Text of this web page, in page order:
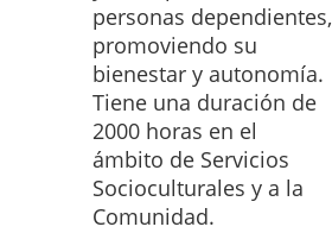
personas dependientes,
promoviendo su
bienestar y autonomía.
Tiene una duración de
2000 horas en el
ámbito de Servicios
Socioculturales y a la
Comunidad.